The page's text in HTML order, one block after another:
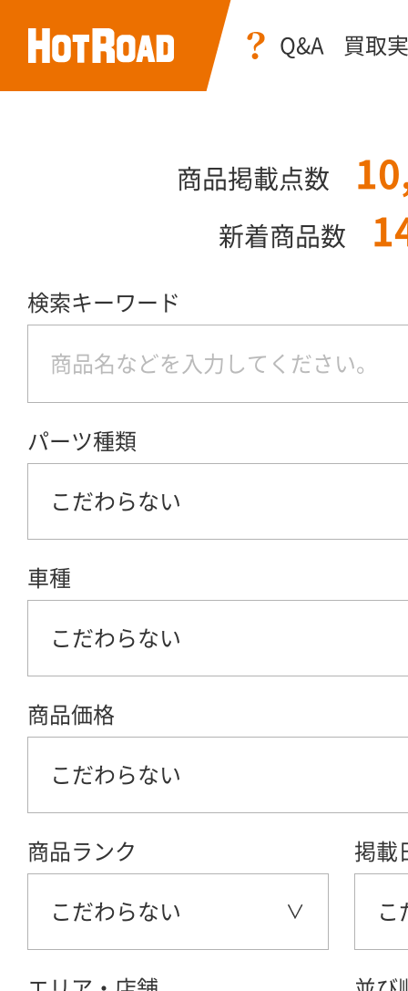
Q&A 買取
商品掲載点数
新着商品数
検索キーワード
パーツ種類
こだわらない
車種
こだわらない
商品価格
こだわらない
商品ランク
こだわらない
掲載
こ